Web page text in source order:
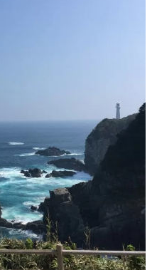
9900
で予約